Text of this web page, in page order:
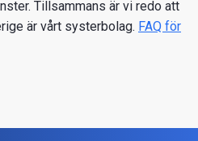
Tillsammans är vi redo att
är vårt systerbolag. FAQ för